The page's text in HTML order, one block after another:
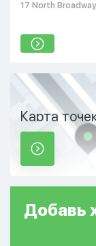
17 North
Карта
Добавь